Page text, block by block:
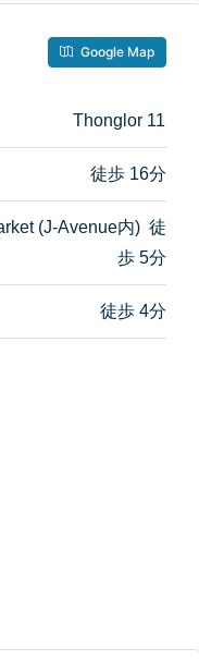
Google Map
Thonglor 11
徒歩 16分
(J-Avenue内) 徒
歩 5分
徒歩 4分